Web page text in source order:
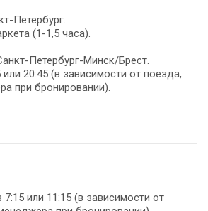
Петербург.
(1-1,5 часа).
Петербург-Минск/Брест.
20:45 (в зависимости от поезда,
при бронировании).
или 11:15 (в зависимости от